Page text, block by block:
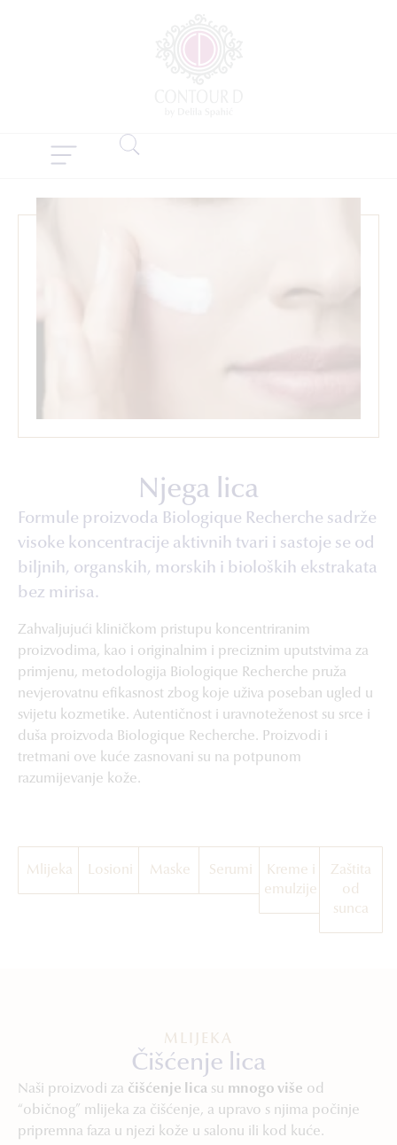
Njega lica
Formule proizvoda Biologique Recherche sadrže
visoke koncentracije aktivnih tvari i sastoje se od
biljnih, organskih, morskih i bioloških ekstrakata
bez mirisa.
Zahvaljujući kliničkom pristupu koncentriranim
proizvodima, kao i originalnim i preciznim uputstvima za
primjenu, metodologija Biologique Recherche pruža
nevjerovatnu efikasnost zbog koje uživa poseban ugled u
svijetu kozmetike. Autentičnost i uravnoteženost su srce i
duša proizvoda Biologique Recherche. Proizvodi i
tretmani ove kuće zasnovani su na potpunom
razumijevanje kože.
Mlijeka Losioni Maske Serumi
Kreme i
emulzije
Zaštita
od
sunca
MLIJEKA
Čišćenje lica
Naši proizvodi za čišćenje lica su mnogo više od
“običnog” mlijeka za čišćenje, a upravo s njima počinje
pripremna faza u njezi kože u salonu ili kod kuće.